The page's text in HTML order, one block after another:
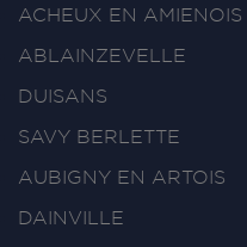
ACHEUX EN AMIENOIS
ABLAINZEVELLE
DUISANS
SAVY BERLETTE
AUBIGNY EN ARTOIS
DAINVILLE